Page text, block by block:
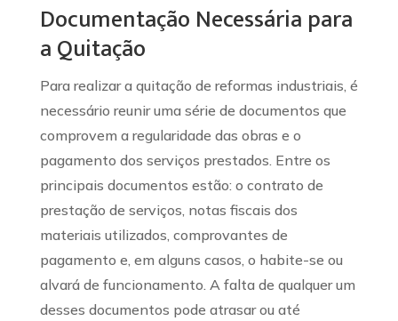
Documentação Necessária para
a Quitação
Para realizar a quitação de reformas industriais, é
necessário reunir uma série de documentos que
comprovem a regularidade das obras e o
pagamento dos serviços prestados. Entre os
principais documentos estão: o contrato de
prestação de serviços, notas fiscais dos
materiais utilizados, comprovantes de
pagamento e, em alguns casos, o habite-se ou
alvará de funcionamento. A falta de qualquer um
desses documentos pode atrasar ou até